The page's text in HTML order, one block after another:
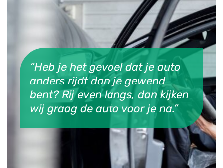
“Heb je het gevoel dat je auto
anders rijdt dan je gewend
bent? Rij even langs, dan kijken
wij graag de auto voor je na.”